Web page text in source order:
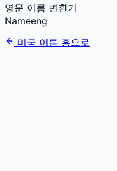
영문 이름 변환기
Nameeng
미국 이름 홈으로